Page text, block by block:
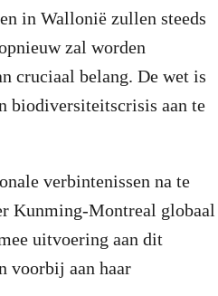
in Wallonië zullen steeds
zal worden
cruciaal belang. De wet is
biodiversiteitscrisis aan te
verbintenissen na te
Kunming-Montreal globaal
uitvoering aan dit
voorbij aan haar